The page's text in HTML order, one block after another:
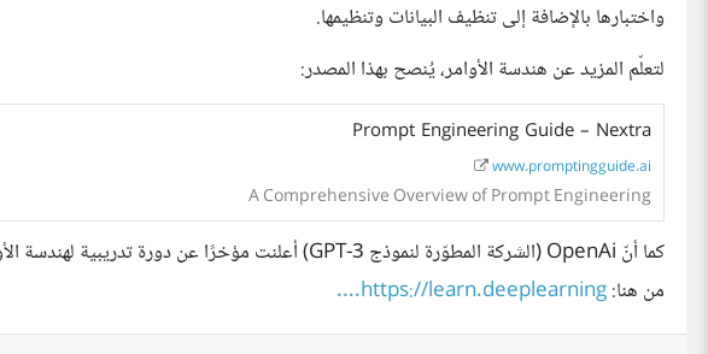
واختبارها بالإضافة إلى تنظيف البيانات وتنظيمها.
لتعلّم المزيد عن هندسة الأوامر، يُنصح بهذا المصدر:
Prompt Engineering Guide – Nextra
www.promptingguide.ai
A Comprehensive Overview of Prompt Engineering
من هنا:https://learn.deeplearning....